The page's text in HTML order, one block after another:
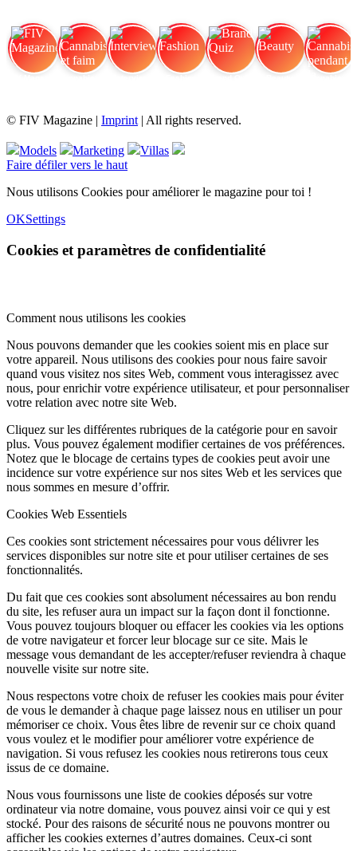
© FIV Magazine | Imprint | All rights reserved.
Models Marketing
Villas
Faire défiler vers le haut
Nous utilisons Cookies pour améliorer le magazine pour toi !
OKSettings
Cookies et paramètres de confidentialité
Comment nous utilisons les cookies
Nous pouvons demander que les cookies soient mis en place sur
votre appareil. Nous utilisons des cookies pour nous faire savoir
quand vous visitez nos sites Web, comment vous interagissez avec
nous, pour enrichir votre expérience utilisateur, et pour personnaliser
votre relation avec notre site Web.
Cliquez sur les différentes rubriques de la catégorie pour en savoir
plus. Vous pouvez également modifier certaines de vos préférences.
Notez que le blocage de certains types de cookies peut avoir une
incidence sur votre expérience sur nos sites Web et les services que
nous sommes en mesure d’offrir.
Cookies Web Essentiels
Ces cookies sont strictement nécessaires pour vous délivrer les
services disponibles sur notre site et pour utiliser certaines de ses
fonctionnalités.
Du fait que ces cookies sont absolument nécessaires au bon rendu
du site, les refuser aura un impact sur la façon dont il fonctionne.
Vous pouvez toujours bloquer ou effacer les cookies via les options
de votre navigateur et forcer leur blocage sur ce site. Mais le
message vous demandant de les accepter/refuser reviendra à chaque
nouvelle visite sur notre site.
Nous respectons votre choix de refuser les cookies mais pour éviter
de vous le demander à chaque page laissez nous en utiliser un pour
mémoriser ce choix. Vous êtes libre de revenir sur ce choix quand
vous voulez et le modifier pour améliorer votre expérience de
navigation. Si vous refusez les cookies nous retirerons tous ceux
issus de ce domaine.
Nous vous fournissons une liste de cookies déposés sur votre
ordinateur via notre domaine, vous pouvez ainsi voir ce qui y est
stocké. Pour des raisons de sécurité nous ne pouvons montrer ou
afficher les cookies externes d’autres domaines. Ceux-ci sont